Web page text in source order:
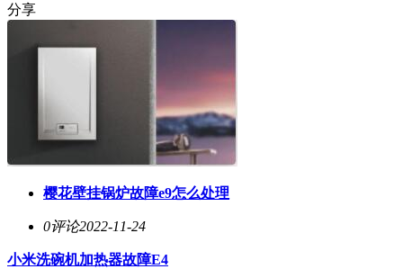
分享
樱花壁挂锅炉故障e9怎么处理
0评论2022-11-24
小米洗碗机加热器故障E4